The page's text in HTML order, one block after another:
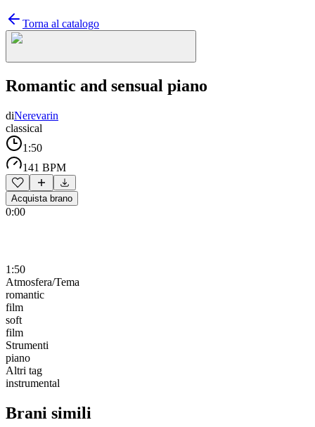
Torna al catalogo
Romantic and sensual piano
diNerevarin
classical
1:50
141 BPM
Acquista brano
0:00
1:50
Atmosfera/Tema
romantic
film
soft
film
Strumenti
piano
Altri tag
instrumental
Brani simili